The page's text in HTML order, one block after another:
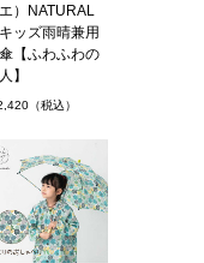
インに一目惚れしまし
のお母さんも喜んでく
）NATURAL
ッズ雨晴兼用
【ふわふわの
】
（税込）